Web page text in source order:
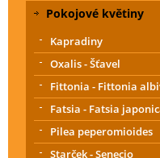
Pokojové květiny
Kapradiny
Oxalis - Šťavel
Fittonia - Fittonia
Fatsia - Fatsia
Pilea peperomioides
Starček - Senecio